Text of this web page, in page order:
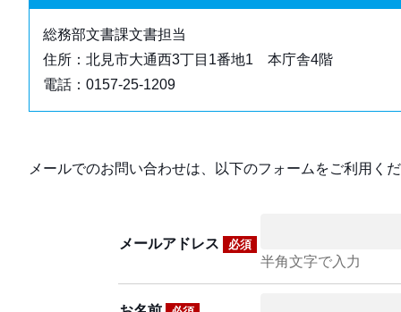
総務部文書課文書担当
住所：北見市大通西3丁目1番地1 本庁舎4階
電話：0157-25-1209
メールでのお問い合わせは、以下のフォームをご利用く
メールアドレス 必須
半角文字で入力